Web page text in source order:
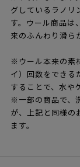
グしているラノリ
す。ウール商品は
来のふんわり滑ら
※ウール本来の素
イ）回数をできる
することで、水や
※一部の商品で、
が、上記と同様の
ます。